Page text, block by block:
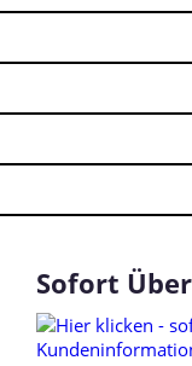
Sofort